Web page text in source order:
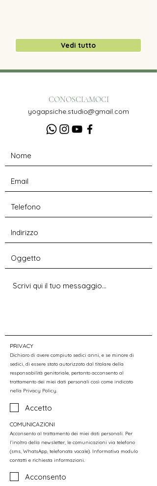
Vedi tutto
CONOSCIAMOCI
yogapsiche.studio@gmail.com
PRIVACY
Dichiaro di avere compiuto sedici anni, e se minore di
sedici, di essere stato autorizzato dal titolare della
responsabilità genitoriale, pertanto acconsento al
trattamento dei miei dati personali così come indicato
nella Privacy Policy.
Accetto
COMUNICAZIONI
Acconsento al trattamento dei miei dati personali. Per
l’inoltro della newsletter, le comunicazioni via telefono
(sms, WhatsApp, telefonata vocale). Informativa modulo
contatti e richiesta informazioni.
Acconsento